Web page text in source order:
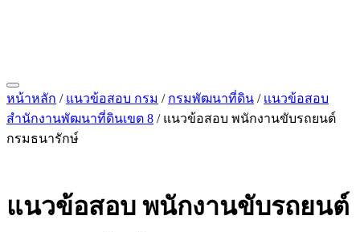
หน้าหลัก / แนวข้อสอบ กรม / กรมพัฒนาที่ดิน / เเนวข้อสอบ
สำนักงานพัฒนาที่ดินเขต 8 / แนวข้อสอบ พนักงานขับรถยนต์
กรมธนารักษ์
แนวข้อสอบ พนักงานขับรถยนต์